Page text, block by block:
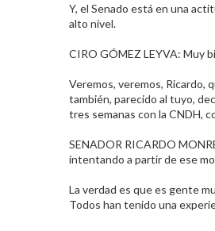
Y, el Senado está en una
alto nivel.​
CIRO GÓMEZ LEYVA: Muy
Veremos, veremos, Ricardo,
también, parecido al tuyo,
tres semanas con la CNDH,
SENADOR RICARDO
intentando a partir de ese
La verdad es que es gente
Todos han tenido una